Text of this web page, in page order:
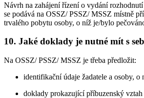
Návrh na zahájení řízení o vydání rozhodnutí
se podává na OSSZ/ PSSZ/ MSSZ místně
trvalého pobytu osoby, o níž je/bylo
10. Jaké doklady je nutné mít s
Na OSSZ/ PSSZ/ MSSZ je třeba předložit:
identifikační údaje žadatele a osoby, o
doklady prokazující příbuzenský vztah